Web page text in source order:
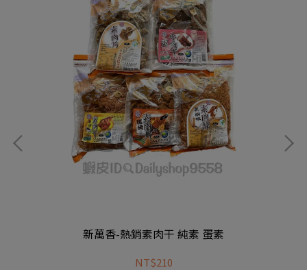
新萬香-熱銷素肉干 純素 蛋素
NT$210